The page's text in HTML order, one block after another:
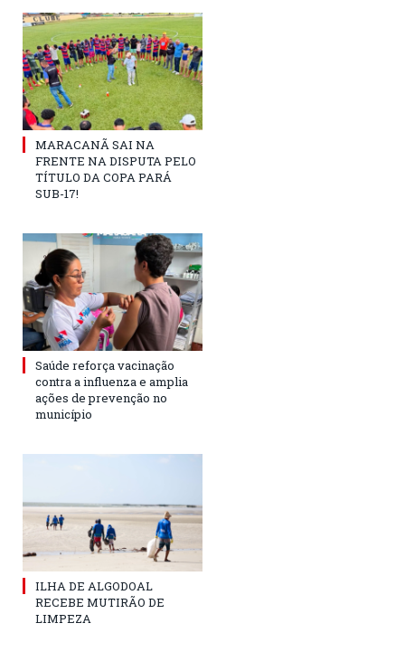
MARACANÃ SAI NA
FRENTE NA DISPUTA PELO
TÍTULO DA COPA PARÁ
SUB-17!
Saúde reforça vacinação
contra a influenza e amplia
ações de prevenção no
município
ILHA DE ALGODOAL
RECEBE MUTIRÃO DE
LIMPEZA